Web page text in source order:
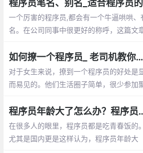
程序员笔名、别名_适合程序员
一个厉害的程序员,都会有一个牛逼哄哄
名。在公司同事中很更好的称呼，这篇文
如何撩一个程序员_ 老司机教你怎么追程序员
对于女生来说，撩到一个程序员的好处是
而易见的。他们生活圈子简单，很少参加
码的路上。这篇文章告诉你怎么撩程序员程序员年龄大了
在很多人的眼里，程序员都是吃青春饭的。
尤其是国内更是这样认为，程序员年龄大